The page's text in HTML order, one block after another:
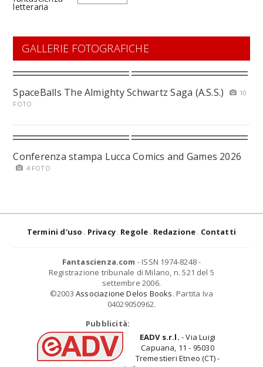
GALLERIE FOTOGRAFICHE
SpaceBalls The Almighty Schwartz Saga (A.S.S.)
10
FOTO
Conferenza stampa Lucca Comics and Games 2026
4 FOTO
Termini d'uso Privacy Regole Redazione Contatti
Fantascienza.com - ISSN 1974-8248 -
Registrazione tribunale di Milano, n. 521 del 5
settembre 2006.
©2003 Associazione Delos Books. Partita Iva
04029050962.
Pubblicità:
EADV s.r.l. - Via Luigi
Capuana, 11 - 95030
Tremestieri Etneo (CT) -